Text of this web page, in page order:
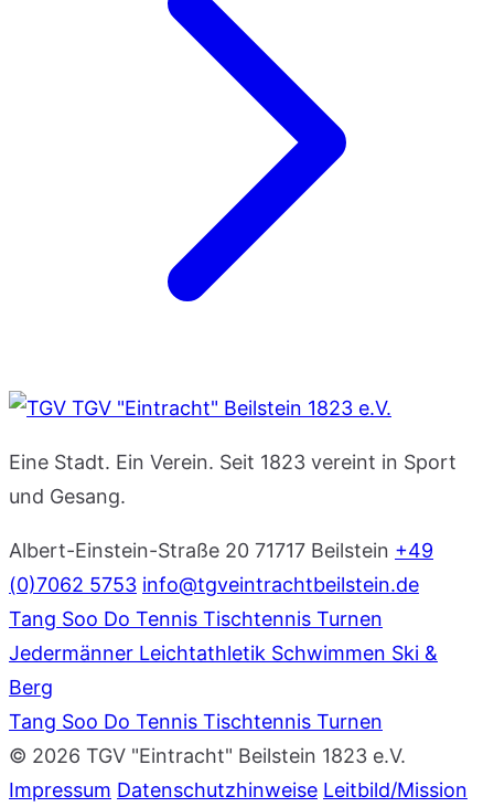
TGV "Eintracht" Beilstein 1823 e.V.
Eine Stadt. Ein Verein. Seit 1823 vereint in Sport
und Gesang.
Albert-Einstein-Straße 20 71717 Beilstein +49
(0)7062 5753 info@tgveintrachtbeilstein.de
Tang Soo Do Tennis Tischtennis Turnen
Jedermänner Leichtathletik Schwimmen Ski &
Berg
Tang Soo Do Tennis Tischtennis Turnen
© 2026 TGV "Eintracht" Beilstein 1823 e.V.
Impressum Datenschutzhinweise Leitbild/Mission